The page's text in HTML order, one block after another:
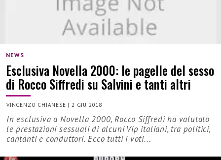
NEWS
Esclusiva Novella 2000: le pagelle del sesso
di Rocco Siffredi su Salvini e tanti altri
VINCENZO CHIANESE | 2 GIU 2018
In esclusiva a Novella 2000, Rocco Siffredi ha valutato
le prestazioni sessuali di alcuni Vip italiani, tra politici,
cantanti e conduttori. Ecco tutti i voti...